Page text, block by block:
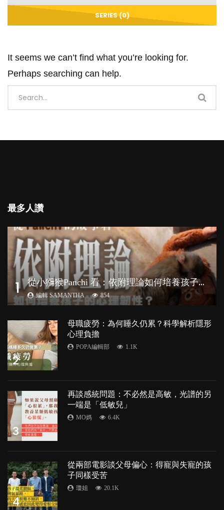
SERIES (0)
It seems we can’t find what you’re looking for.
Perhaps searching can help.
最多人讚
1 從
小獼猴Panchi 看：依附理論如何培養孩子心理韌性？
編輯 SAMANTHA 854
2
母職疲勞：為何睡久仍累？科學解析隱形
心理負擔
POPA編輯部 1.1K
3
再談感統問題：不必然是高敏，光譜的另
一端是「低敏兒」
MO媽 6.4K
4
從兩部電影談父母偏心：得寵與失寵的孩
子同樣受苦
瓊姐 20.1K